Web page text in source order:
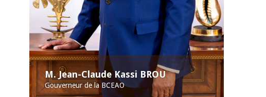
M. Jean-Claude Kassi BROU
Gouverneur de la BCEAO